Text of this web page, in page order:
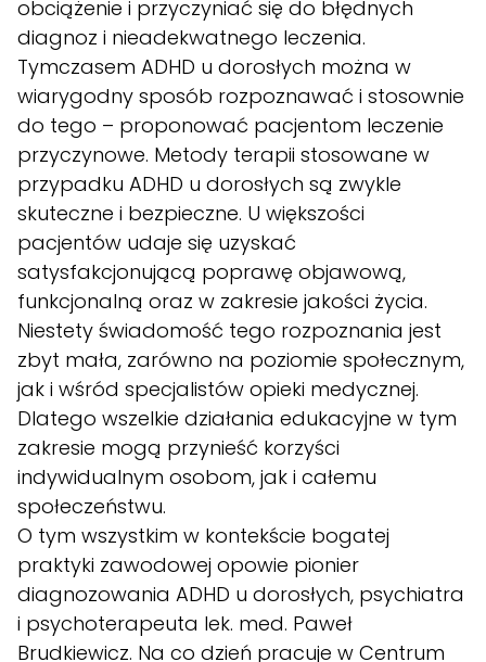
obciążenie i przyczyniać się do błędnych
diagnoz i nieadekwatnego leczenia.
Tymczasem ADHD u dorosłych można w
wiarygodny sposób rozpoznawać i stosownie
do tego – proponować pacjentom leczenie
przyczynowe. Metody terapii stosowane w
przypadku ADHD u dorosłych są zwykle
skuteczne i bezpieczne. U większości
pacjentów udaje się uzyskać
satysfakcjonującą poprawę objawową,
funkcjonalną oraz w zakresie jakości życia.
Niestety świadomość tego rozpoznania jest
zbyt mała, zarówno na poziomie społecznym,
jak i wśród specjalistów opieki medycznej.
Dlatego wszelkie działania edukacyjne w tym
zakresie mogą przynieść korzyści
indywidualnym osobom, jak i całemu
społeczeństwu.
O tym wszystkim w kontekście bogatej
praktyki zawodowej opowie pionier
diagnozowania ADHD u dorosłych, psychiatra
i psychoterapeuta lek. med. Paweł
Brudkiewicz. Na co dzień pracuje w Centrum